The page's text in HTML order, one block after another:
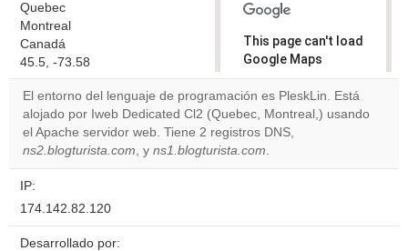
Quebec
Montreal
Canadá
45.5, -73.58
This page can't load
Google Maps
correctly.
Do you
own this
website?
El entorno del lenguaje de programación es PleskLin. Está
alojado por Iweb Dedicated Cl2 (Quebec, Montreal,) usando
el Apache servidor web. Tiene 2 registros DNS,
ns2.blogturista.com, y ns1.blogturista.com.
IP:
174.142.82.120
Desarrollado por: